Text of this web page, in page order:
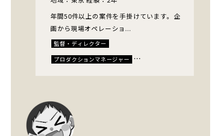
年間50件以上の案件を手掛けています。企
画から現場オペレーショ...
監督・ディレクター
プロダクションマネージャー
プランナー・リサーチャー
カメラマン
ビデオエンジニア
送出・配信技術者